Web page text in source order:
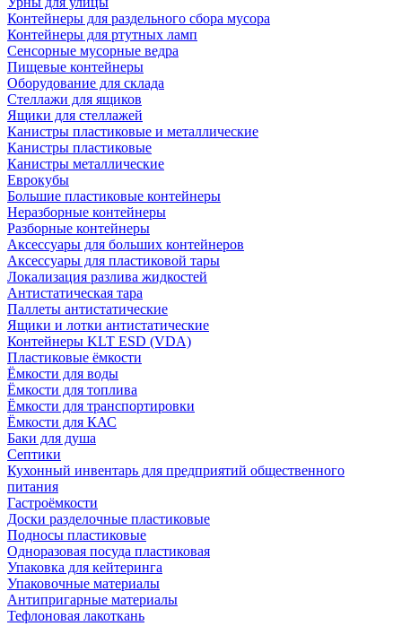
Контейнеры для раздельного сбора мусора
Контейнеры для ртутных ламп
Сенсорные мусорные ведра
Пищевые контейнеры
Оборудование для склада
Стеллажи для ящиков
Ящики для стеллажей
Канистры пластиковые и металлические
Канистры пластиковые
Канистры металлические
Еврокубы
Большие пластиковые контейнеры
Неразборные контейнеры
Разборные контейнеры
Аксессуары для больших контейнеров
Аксессуары для пластиковой тары
Локализация разлива жидкостей
Антистатическая тара
Паллеты антистатические
Ящики и лотки антистатические
Контейнеры KLT ESD (VDA)
Пластиковые ёмкости
Ёмкости для воды
Ёмкости для топлива
Ёмкости для транспортировки
Ёмкости для КАС
Баки для душа
Септики
Кухонный инвентарь для предприятий общественного
питания
Гастроёмкости
Доски разделочные пластиковые
Подносы пластиковые
Одноразовая посуда пластиковая
Упаковка для кейтеринга
Упаковочные материалы
Антипригарные материалы
Тефлоновая лакоткань